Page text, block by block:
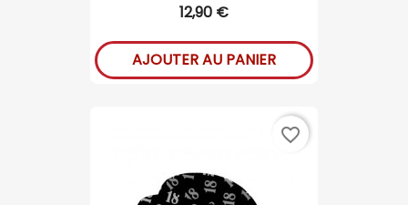
12,90 €
AJOUTER AU PANIER
favorite_border